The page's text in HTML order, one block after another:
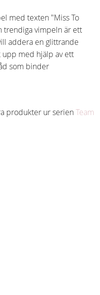
med texten "Miss To
trendiga vimpeln är ett
addera en glittrande
upp med hjälp av ett
som binder
produkter ur serienTeam